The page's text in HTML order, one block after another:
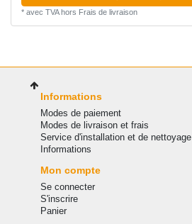
* avec TVAhors Frais de livraison
Informations
Modes de paiement
Modes de livraison et frais
Service d'installation et de nettoyage
Informations
Mon compte
Se connecter
S'inscrire
Panier